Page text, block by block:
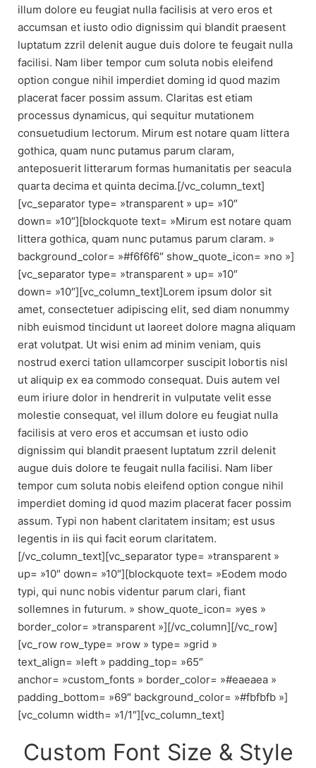
illum dolore eu feugiat nulla facilisis at vero eros et
accumsan et iusto odio dignissim qui blandit praesent
luptatum zzril delenit augue duis dolore te feugait nulla
facilisi. Nam liber tempor cum soluta nobis eleifend
option congue nihil imperdiet doming id quod mazim
placerat facer possim assum. Claritas est etiam
processus dynamicus, qui sequitur mutationem
consuetudium lectorum. Mirum est notare quam littera
gothica, quam nunc putamus parum claram,
anteposuerit litterarum formas humanitatis per seacula
quarta decima et quinta decima.[/vc_column_text]
[vc_separator type= »transparent » up= »10″
down= »10″][blockquote text= »Mirum est notare quam
littera gothica, quam nunc putamus parum claram. »
background_color= »#f6f6f6″ show_quote_icon= »no »]
[vc_separator type= »transparent » up= »10″
down= »10″][vc_column_text]Lorem ipsum dolor sit
amet, consectetuer adipiscing elit, sed diam nonummy
nibh euismod tincidunt ut laoreet dolore magna aliquam
erat volutpat. Ut wisi enim ad minim veniam, quis
nostrud exerci tation ullamcorper suscipit lobortis nisl
ut aliquip ex ea commodo consequat. Duis autem vel
eum iriure dolor in hendrerit in vulputate velit esse
molestie consequat, vel illum dolore eu feugiat nulla
facilisis at vero eros et accumsan et iusto odio
dignissim qui blandit praesent luptatum zzril delenit
augue duis dolore te feugait nulla facilisi. Nam liber
tempor cum soluta nobis eleifend option congue nihil
imperdiet doming id quod mazim placerat facer possim
assum. Typi non habent claritatem insitam; est usus
legentis in iis qui facit eorum claritatem.
[/vc_column_text][vc_separator type= »transparent »
up= »10″ down= »10″][blockquote text= »Eodem modo
typi, qui nunc nobis videntur parum clari, fiant
sollemnes in futurum. » show_quote_icon= »yes »
border_color= »transparent »][/vc_column][/vc_row]
[vc_row row_type= »row » type= »grid »
text_align= »left » padding_top= »65″
anchor= »custom_fonts » border_color= »#eaeaea »
padding_bottom= »69″ background_color= »#fbfbfb »]
[vc_column width= »1/1″][vc_column_text]
Custom Font Size & Style